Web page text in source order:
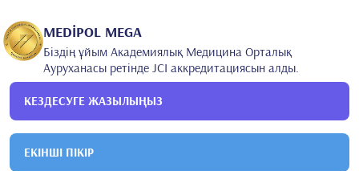
MEDİPOL MEGA
Біздің ұйым Академиялық Медицина Орталық
Ауруханасы ретінде JCI аккредитациясын алды.
КЕЗДЕСУГЕ ЖАЗЫЛЫҢЫЗ
ЕКІНШІ ПІКІР